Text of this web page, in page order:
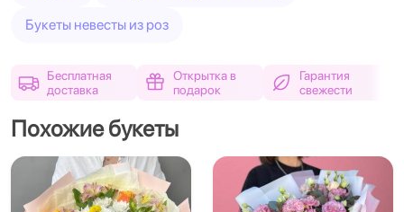
Букеты невесты из роз
Бесплатная
доставка
Открытка в
подарок
Гарантия
свежести
Похожие букеты